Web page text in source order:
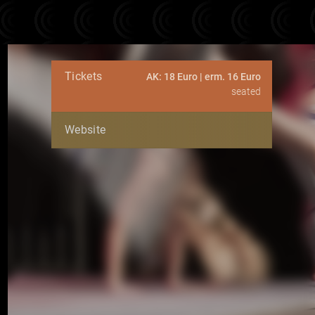
Tickets
AK: 18 Euro | erm. 16 Euro
seated
Website